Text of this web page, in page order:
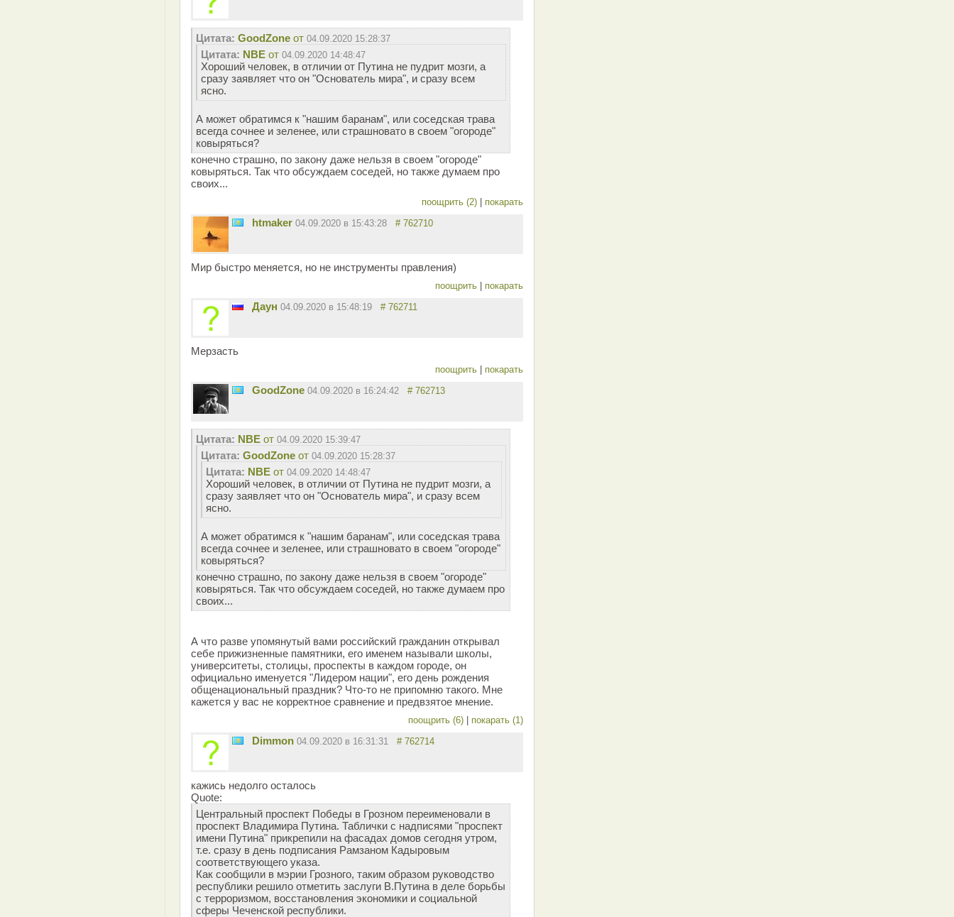
Цитата: GoodZone от 04.09.2020 15:28:37
Цитата: NBE от 04.09.2020 14:48:47
Хороший человек, в отличии от Путина не пудрит мозги, а
сразу заявляет что он "Основатель мира", и сразу всем
ясно.
А может обратимся к "нашим баранам", или соседская трава
всегда сочнее и зеленее, или страшновато в своем "огороде"
ковыряться?
конечно страшно, по закону даже нельзя в своем "огороде"
ковыряться. Так что обсуждаем соседей, но также думаем про
своих...
поощрить (2) покарать
htmaker 04.09.2020 в 15:43:28 # 762710
Мир быстро меняется, но не инструменты правления)
поощрить покарать
Даун 04.09.2020 в 15:48:19 # 762711
Мерзасть
поощрить покарать
GoodZone 04.09.2020 в 16:24:42 # 762713
Цитата: NBE от 04.09.2020 15:39:47
Цитата: GoodZone от 04.09.2020 15:28:37
Цитата: NBE от 04.09.2020 14:48:47
Хороший человек, в отличии от Путина не пудрит мозги, а
сразу заявляет что он "Основатель мира", и сразу всем
ясно.
А может обратимся к "нашим баранам", или соседская трава
всегда сочнее и зеленее, или страшновато в своем "огороде"
ковыряться?
конечно страшно, по закону даже нельзя в своем "огороде"
ковыряться. Так что обсуждаем соседей, но также думаем про
своих...
А что разве упомянутый вами российский гражданин открывал
себе прижизненные памятники, его именем называли школы,
университеты, столицы, проспекты в каждом городе, он
официально именуется "Лидером нации", его день рождения
общенациональный праздник? Что-то не припомню такого. Мне
кажется у вас не корректное сравнение и предвзятое мнение.
поощрить (6) покарать (1)
Dimmon 04.09.2020 в 16:31:31 # 762714
кажись недолго осталось
Quote:
Центральный проспект Победы в Грозном переименовали в
проспект Владимира Путина. Таблички с надписями "проспект
имени Путина" прикрепили на фасадах домов сегодня утром,
т.е. сразу в день подписания Рамзаном Кадыровым
соответствующего указа.
Как сообщили в мэрии Грозного, таким образом руководство
республики решило отметить заслуги В.Путина в деле борьбы
с терроризмом, восстановления экономики и социальной
сферы Чеченской республики.